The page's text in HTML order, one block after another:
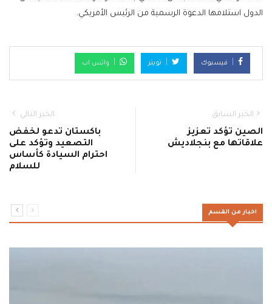
الدول استلامها الدعوة الرسمية من الرئيس الأمريكي.
فيسبوك تويتر واتس اب
الخبر السابق
الصين تؤكد تعزيز
علاقاتها مع بنجلاديش
الخبر التالي
باكستان تدعو لخفض
التصعيد وتؤكد على
احترام السيادة كأساس
للسلام
اخبار من القسم